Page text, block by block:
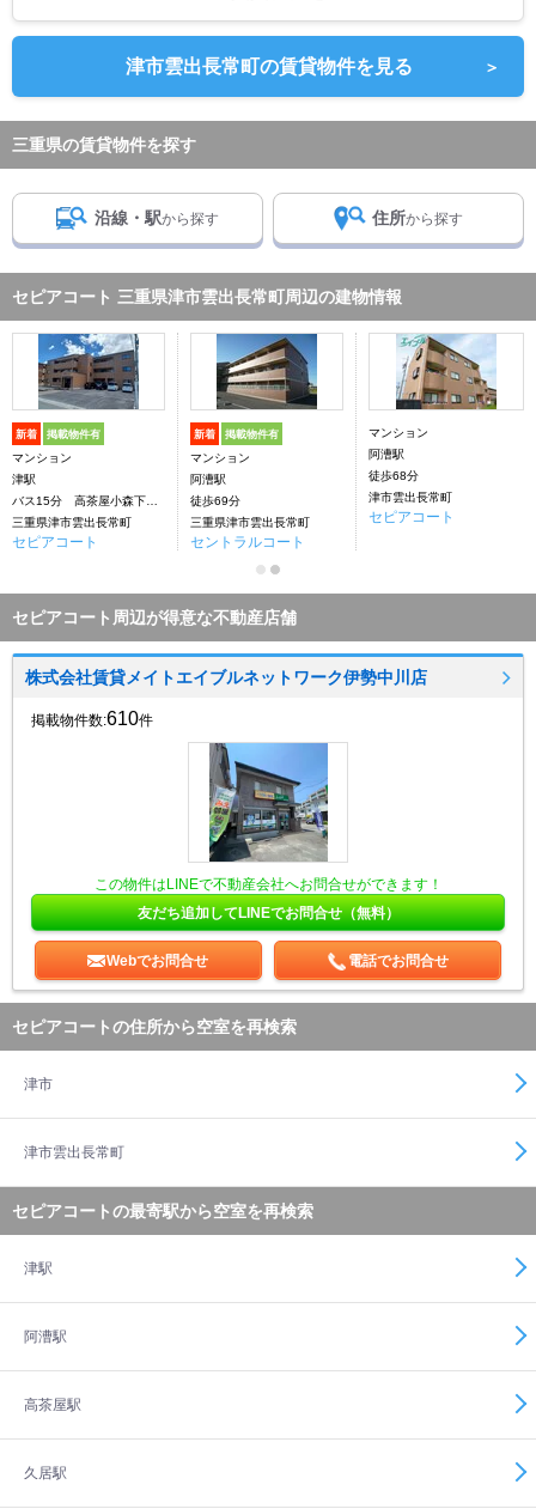
津市雲出長常町の賃貸物件を見る ＞
三重県の賃貸物件を探す
沿線・駅から探す 住所から探す
セピアコート 三重県津市雲出長常町周辺の建物情報
新着 掲載物件有
マンション
津駅
バス15分 高茶屋小森下車：停歩3分
三重県津市雲出長常町
セピアコート
新着 掲載物件有
マンション
阿漕駅
徒歩69分
三重県津市雲出長常町
セントラルコート
マンション
阿漕駅
徒歩68分
津市雲出長常町
セピアコート
セピアコート周辺が得意な不動産店舗
株式会社賃貸メイトエイブルネットワーク伊勢中川店
掲載物件数:610件
この物件はLINEで不動産会社へお問合せができます！
友だち追加してLINEでお問合せ（無料）
Webでお問合せ 電話でお問合せ
セピアコートの住所から空室を再検索
津市
津市雲出長常町
セピアコートの最寄駅から空室を再検索
津駅
阿漕駅
高茶屋駅
久居駅